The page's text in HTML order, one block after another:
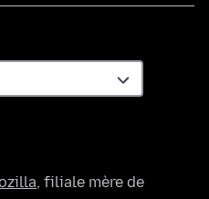
, filiale mère de